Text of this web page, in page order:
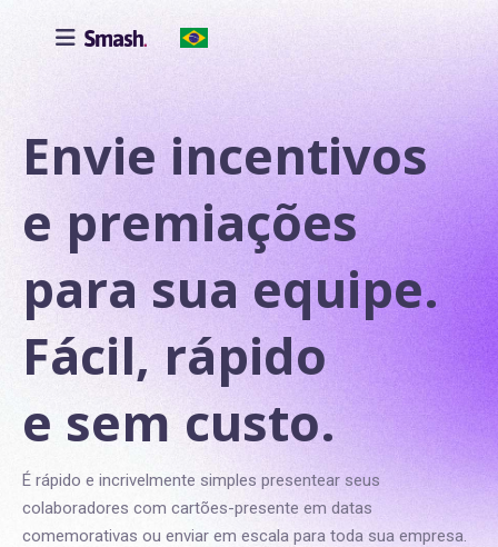

Envie incentivos
e premiações
para sua equipe.
Fácil, rápido
e sem custo.
É rápido e incrivelmente simples presentear seus
colaboradores com cartões-presente em datas
comemorativas ou enviar em escala para toda sua empresa.